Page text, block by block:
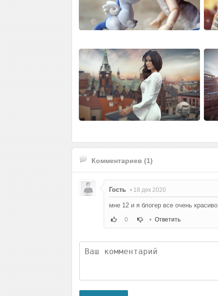
Комментариев (1)
Гость • 18 дек 2020
мне 12 и я блогер все очень красиво
0 • Ответить